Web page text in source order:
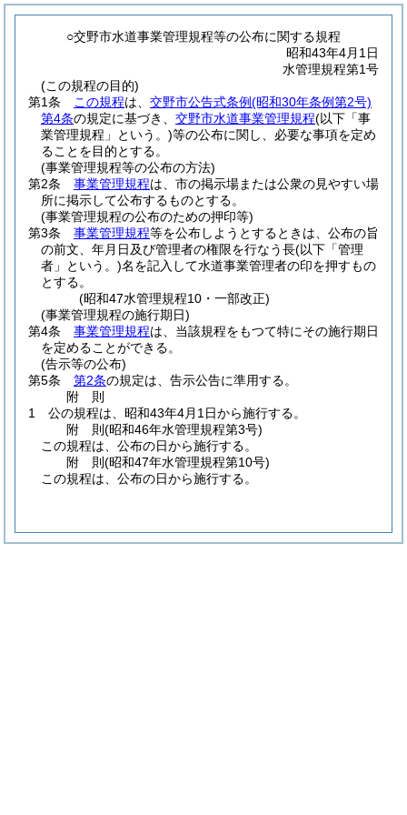
○交野市水道事業管理規程等の公布に関する規程
昭和43年4月1日
水管理規程第1号
(この規程の目的)
第1条
この規程は、 交野市公告式条例(昭和30年条例第2号)
第4条の規定に基づき、 交野市水道事業管理規程(以下「事
業管理規程」という。)等の公布に関し、必要な事項を定め
ることを目的とする。
(事業管理規程等の公布の方法)
第2条
事業管理規程は、市の掲示場または公衆の見やすい場
所に掲示して公布するものとする。
(事業管理規程の公布のための押印等)
第3条
事業管理規程等を公布しようとするときは、公布の旨
の前文、年月日及び管理者の権限を行なう長(以下「管理
者」という。)名を記入して水道事業管理者の印を押すもの
とする。
(昭和47水管理規程10・一部改正)
(事業管理規程の施行期日)
第4条
事業管理規程は、当該規程をもつて特にその施行期日
を定めることができる。
(告示等の公布)
第5条
第2条の規定は、告示公告に準用する。
附 則
1
公の規程は、昭和43年4月1日から施行する。
附 則(昭和46年水管理規程第3号)
この規程は、公布の日から施行する。
附 則(昭和47年水管理規程第10号)
この規程は、公布の日から施行する。